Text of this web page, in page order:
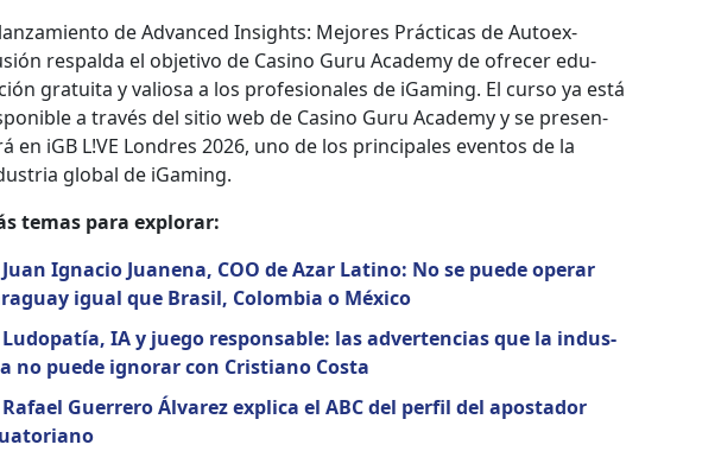
de Advanced Insights: Mejores Prác­ti­cas de Autoex­
respal­da el obje­ti­vo de Casi­no Guru Acad­e­my de ofre­cer edu­
gra­tui­ta y valiosa a los pro­fe­sion­ales de iGam­ing. El cur­so ya está
a través del sitio web de Casi­no Guru Acad­e­my y se pre­sen­
en iGB L!VE Lon­dres 2026, uno de los prin­ci­pales even­tos de la
glob­al de iGam­ing.
temas para explo­rar:
Juan Igna­cio Jua­ne­na, COO de Azar Lati­no: No se puede oper­ar
igual que Brasil, Colom­bia o Méx­i­co
Ludopatía, IA y juego respon­s­able: las adver­ten­cias que la indus­
no puede igno­rar con Cris­tiano Cos­ta
Rafael Guer­rero Álvarez expli­ca el ABC del per­fil del apos­ta­dor